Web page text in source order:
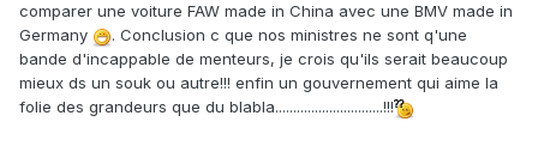
comparer une voiture FAW made in China avec une BMV made in
Germany
. Conclusion c que nos ministres ne sont q'une
bande d'incappable de menteurs, je crois qu'ils serait beaucoup
mieux ds un souk ou autre!!! enfin un gouvernement qui aime la
folie des grandeurs que du blabla..............................!!!